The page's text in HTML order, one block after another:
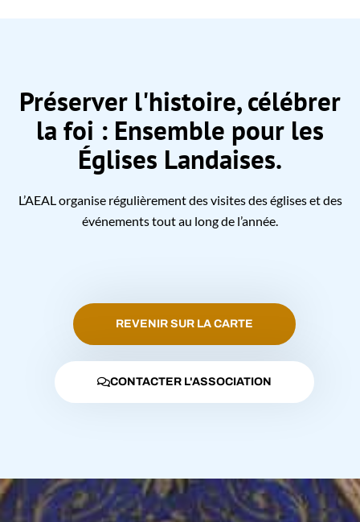
Préserver l'histoire, célébrer
la foi : Ensemble pour les
Églises Landaises.
L’AEAL organise régulièrement des visites des églises et des
événements tout au long de l’année.
REVENIR SUR LA CARTE
CONTACTER L'ASSOCIATION